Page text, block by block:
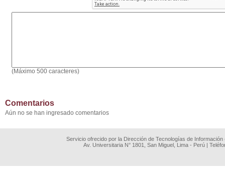
(Máximo 500 caracteres)
Comentarios
Aún no se han ingresado comentarios
Servicio ofrecido por la Dirección de Tecnologías de
Av. Universitaria N° 1801, San Miguel, Lima - Perú |